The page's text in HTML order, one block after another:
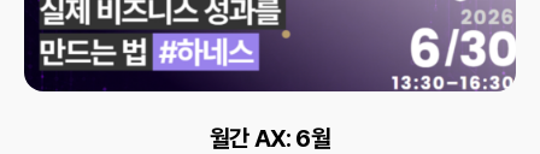
월간 AX: 6월